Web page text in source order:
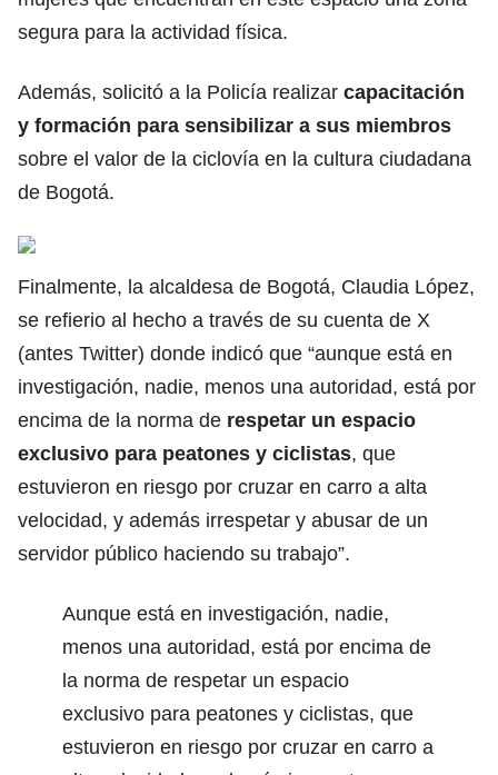
segura para la actividad física.
Además, solicitó a la Policía realizar capacitación
y formación para sensibilizar a sus miembros
sobre el valor de la ciclovía en la cultura ciudadana
de Bogotá.
Finalmente, la alcaldesa de Bogotá, Claudia López,
se refierio al hecho a través de su cuenta de X
(antes Twitter) donde indicó que “aunque está en
investigación, nadie, menos una autoridad, está por
encima de la norma de respetar un espacio
exclusivo para peatones y ciclistas, que
estuvieron en riesgo por cruzar en carro a alta
velocidad, y además irrespetar y abusar de un
servidor público haciendo su trabajo”.
Aunque está en investigación, nadie,
menos una autoridad, está por encima de
la norma de respetar un espacio
exclusivo para peatones y ciclistas, que
estuvieron en riesgo por cruzar en carro a